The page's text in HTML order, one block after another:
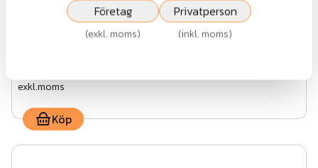
Handtrycke rostfri
exkl.moms
Köp
Företag
(exkl. moms)
Privatperson
(inkl. moms)